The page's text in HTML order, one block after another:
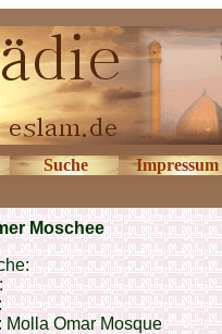
Suche Impressum
Moschee
Molla Omar Mosque